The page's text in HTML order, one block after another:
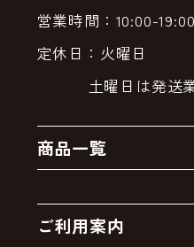
営業時間：10:00-19:00
定休日：火曜日
土曜日は発送
商品一覧
クーポン
ご利用案内